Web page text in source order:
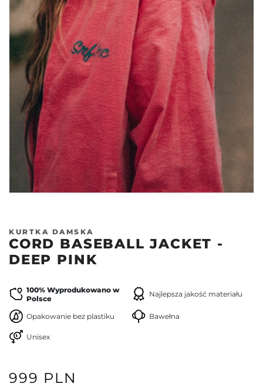
KURTKA DAMSKA
CORD BASEBALL JACKET -
DEEP PINK
100% Wyprodukowano w
Polsce
Najlepsza jakość materiału
Opakowanie bez plastiku Bawełna
Unisex
999 PLN